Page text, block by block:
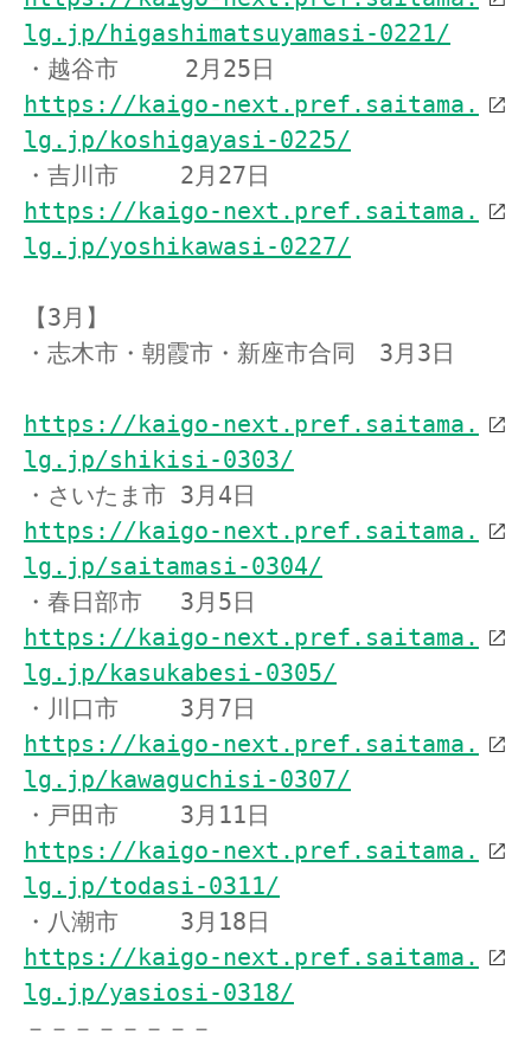
lg.jp/higashimatsuyamasi-0221/
・越谷市 　  2月25日
https://kaigo-next.pref.saitama.
lg.jp/koshigayasi-0225/
・吉川市　　 2月27日
https://kaigo-next.pref.saitama.
lg.jp/yoshikawasi-0227/
【3月】
・志木市・朝霞市・新座市合同　3月3日
https://kaigo-next.pref.saitama.
lg.jp/shikisi-0303/
・さいたま市 3月4日
https://kaigo-next.pref.saitama.
lg.jp/saitamasi-0304/
・春日部市　 3月5日
https://kaigo-next.pref.saitama.
lg.jp/kasukabesi-0305/
・川口市　　 3月7日
https://kaigo-next.pref.saitama.
lg.jp/kawaguchisi-0307/
・戸田市 　　3月11日
https://kaigo-next.pref.saitama.
lg.jp/todasi-0311/
・八潮市　　 3月18日
https://kaigo-next.pref.saitama.
lg.jp/yasiosi-0318/
－－－－－－－－